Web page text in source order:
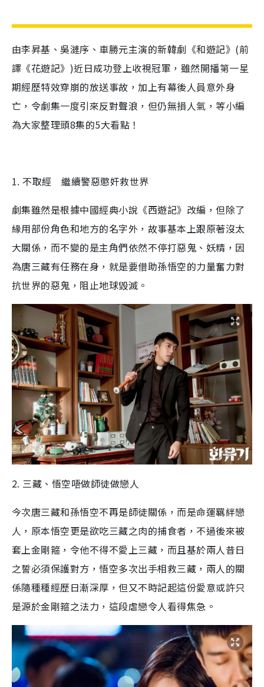
由李昇基、吳漣序、車勝元主演的新韓劇《和遊記》(前
譯《花遊記》)近日成功登上收視冠軍，雖然開播第一星
期經歷特效穿崩的放送事故，加上有幕後人員意外身
亡，令劇集一度引來反對聲浪，但仍無損人氣，等小編
為大家整理頭8集的5大看點！
1. 不取經 繼續警惡懲奸救世界
劇集雖然是根據中國經典小說《西遊記》改編，但除了
緣用部份角色和地方的名字外，故事基本上跟原著沒太
大關係，而不變的是主角們依然不停打惡鬼、妖精，因
為唐三藏有任務在身，就是要借助孫悟空的力量奮力對
抗世界的惡鬼，阻止地球毀滅。
2. 三藏、悟空唔做師徒做戀人
今次唐三藏和孫悟空不再是師徒關係，而是命運羈絆戀
人，原本悟空更是欲吃三藏之肉的捕食者，不過後來被
套上金剛箍，令他不得不愛上三藏，而且基於兩人昔日
之誓必須保護對方，悟空多次出手相救三藏，兩人的關
係隨種種經歷日漸深厚，但又不時記起這份愛意或許只
是源於金剛箍之法力，這段虐戀令人看得焦急。